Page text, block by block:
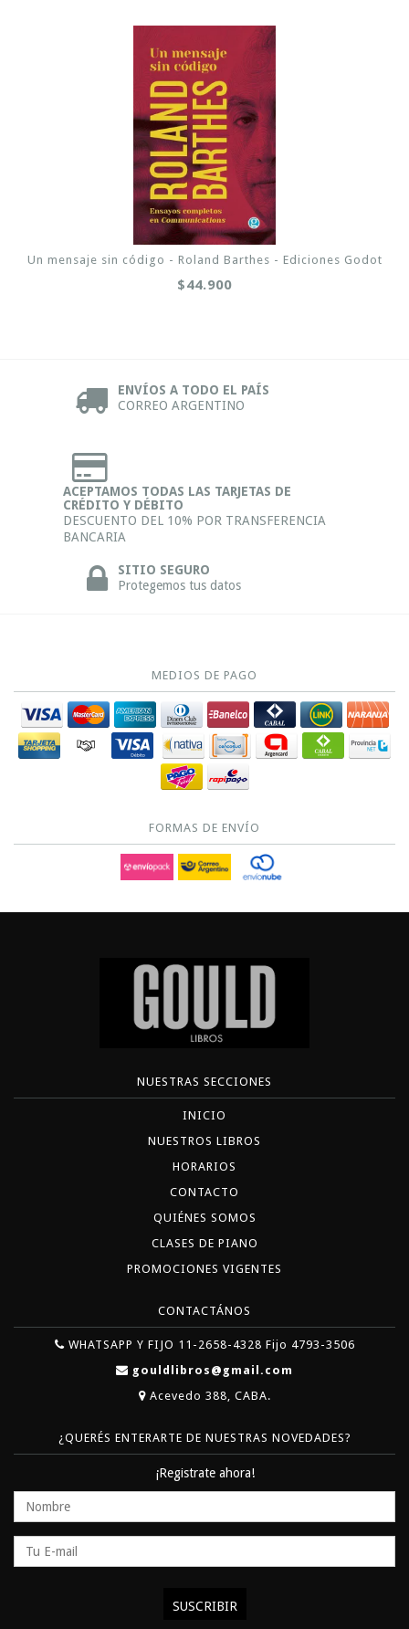
Un mensaje sin código - Roland Barthes - Ediciones Godot
$44.900
ENVÍOS A TODO EL PAÍS
CORREO ARGENTINO
ACEPTAMOS TODAS LAS TARJETAS DE
CRÉDITO Y DÉBITO
DESCUENTO DEL 10% POR TRANSFERENCIA
BANCARIA
SITIO SEGURO
Protegemos tus datos
MEDIOS DE PAGO
FORMAS DE ENVÍO
NUESTRAS SECCIONES
INICIO
NUESTROS LIBROS
HORARIOS
CONTACTO
QUIÉNES SOMOS
CLASES DE PIANO
PROMOCIONES VIGENTES
CONTACTÁNOS
WHATSAPP Y FIJO 11-2658-4328 Fijo 4793-3506
gouldlibros@gmail.com
Acevedo 388, CABA.
¿QUERÉS ENTERARTE DE NUESTRAS NOVEDADES?
¡Registrate ahora!